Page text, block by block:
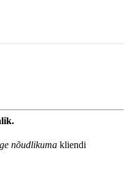
nõudlikuma kliendi